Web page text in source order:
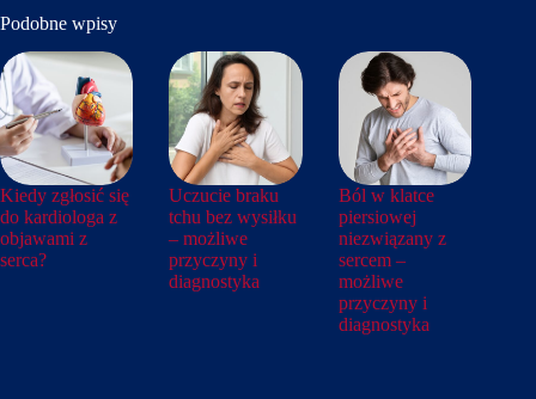
Podobne wpisy
Kiedy zgłosić się
do kardiologa z
objawami z
serca?
Uczucie braku
tchu bez wysiłku
– możliwe
przyczyny i
diagnostyka
Ból w klatce
piersiowej
niezwiązany z
sercem –
możliwe
przyczyny i
diagnostyka